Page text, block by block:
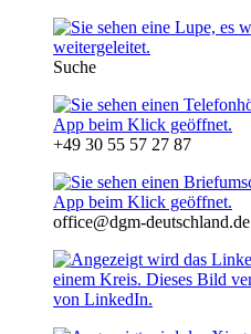
Suche
+49 30 55 57 27 87
office@dgm-deutschland.de